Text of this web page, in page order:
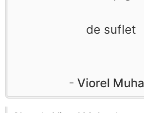
de suflet
Viorel Muha